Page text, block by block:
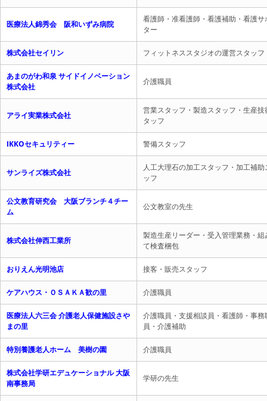
医療法人錦秀会 阪和いずみ病院
看護師・准看護師・看護補助・看護サ
ター
株式会社セイリン フィットネススタジオの運営スタッフ
あまのがわ和泉 サイドイノベーション
株式会社
介護職員
アライ実業株式会社
営業スタッフ・製造スタッフ・生産技
タッフ
IKKOセキュリティー 警備スタッフ
サンライズ株式会社
人工大理石の加工スタッフ・加工補助
ッフ
公文教育研究会 大阪ブランチ４チー
ム
公文教室の先生
株式会社伸西工業所
製造生産リーダー・受入管理業務・組
て検査梱包
おりえん光明池店 接客・販売スタッフ
ケアハウス・ＯＳＡＫＡ歓の里 介護職員
医療法人六三会 介護老人保健施設さや
まの里
介護職員・支援相談員・看護師・事務
員・介護補助
特別養護老人ホーム 美樹の園 介護職員
株式会社学研エデュケーショナル 大阪
南事務局
学研の先生